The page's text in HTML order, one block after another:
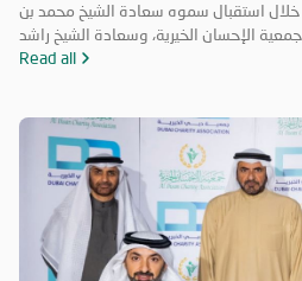
خلال استقبال سموه سعادة الشيخ محمد بن
الإحسان الخيرية، وسعادة الشيخ راشد
الإحسان الخيرية، والسيد ماجد عمير نائب
يتوافق مع أعلى معايير الرعاية الصحية
في الدولة وتوجهاتها الاستراتيجية.
Read all